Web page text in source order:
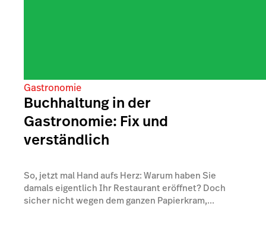
Gastronomie
Buchhaltung in der
Gastronomie: Fix und
verständlich
So, jetzt mal Hand aufs Herz: Warum haben Sie
damals eigentlich Ihr Restaurant eröffnet? Doch
sicher nicht wegen dem ganzen Papierkram,...